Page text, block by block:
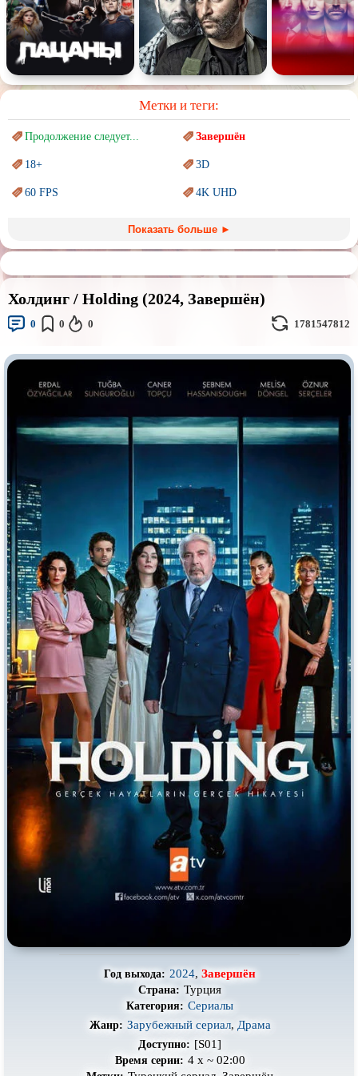
Метки и теги:
Продолжение следует... Завершён
18+ 3D
60 FPS 4K UHD
Marvel PIXAR
Sci-Fi (Научнаяфантастика) Trash (трэш) movies
Авангард иСюрреализм Ангелы и Демоны
Аниме
Врачи Гении
Дорамы Индийское кино
Киберпанк Коллекция
Комикс Маги и Волшебники
Основанное на
реальных
событиях
Параллельные миры
Перевод Гоблина ПереводКубик в Кубе
ПереводКураж-Бамбей Пеплум
Подростковая жестокость Постапокалипсис
Призраки Про акул
Про апокалипсис Про богов
Про богатых Про вампиров
Про ведьм Про викингов
Про выживание Про гангстеров
Про гонки Про деревню
Про динозавров Про драконов
Про животных Про зомби
Про инопланетян
Про корабли и подводные
лодки
Про космос
Про путешествия
Про рыцарей
Про самолёты Про собак
Про супергероев
Показать больше ►
Холдинг / Holding (2024, Завершён)
0 0 0 1781547812
Год выхода: 2024, Завершён
Страна: Турция
Категория: Сериалы
Жанр: Зарубежный сериал, Драма
Доступно: [S01]
Время серии: 4 x ~ 02:00